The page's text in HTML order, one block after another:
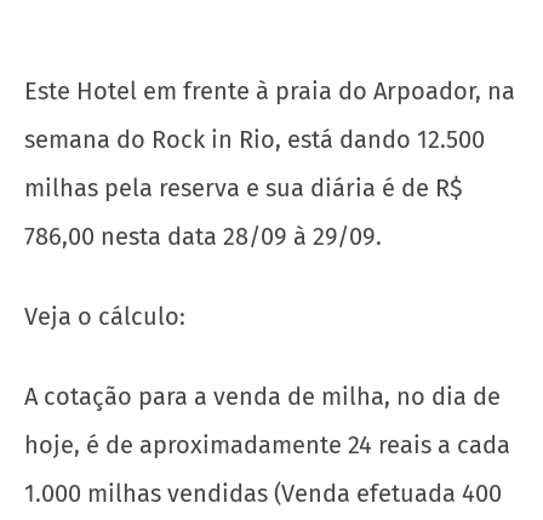
A cotação para a venda de milha, no dia de
hoje, é de aproximadamente 24 reais a cada
1.000 milhas vendidas (Venda efetuada 400
12.500 x 24 = R$ 300,00.
Ou seja, a diária normalmente sairia à R$
786,00, mas vendendo as milhas, você
recebe de volta R$ 300,00 e a diária sai a R$